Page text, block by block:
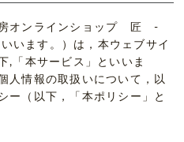
オンラインショップ 匠 -
います。）は，本ウェブサイ
,「本サービス」といいま
人情報の取扱いについて，以
ー（以下，「本ポリシー」と